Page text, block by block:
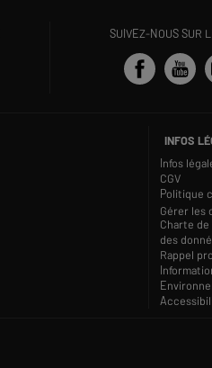
SUIVEZ-NOUS SUR
INFOS
Infos
CGV
Politique
Gérer les
Charte
des
Rappel